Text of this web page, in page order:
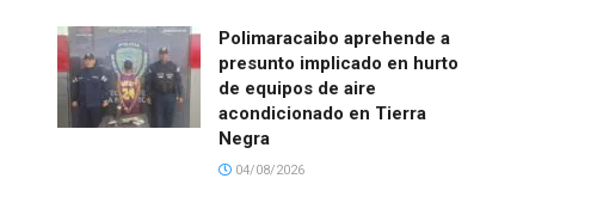
Polimaracaibo aprehende a
presunto implicado en hurto
de equipos de aire
acondicionado en Tierra
Negra
04/08/2026